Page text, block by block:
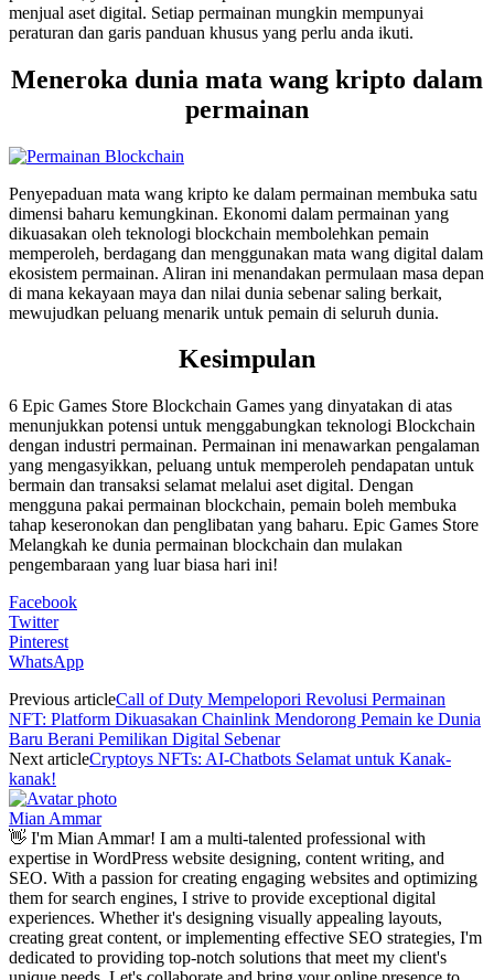
menjual aset digital. Setiap permainan mungkin mempunyai
peraturan dan garis panduan khusus yang perlu anda ikuti.
Meneroka dunia mata wang kripto dalam
permainan
Penyepaduan mata wang kripto ke dalam permainan membuka satu
dimensi baharu kemungkinan. Ekonomi dalam permainan yang
dikuasakan oleh teknologi blockchain membolehkan pemain
memperoleh, berdagang dan menggunakan mata wang digital dalam
ekosistem permainan. Aliran ini menandakan permulaan masa depan
di mana kekayaan maya dan nilai dunia sebenar saling berkait,
mewujudkan peluang menarik untuk pemain di seluruh dunia.
Kesimpulan
6 Epic Games Store Blockchain Games yang dinyatakan di atas
menunjukkan potensi untuk menggabungkan teknologi Blockchain
dengan industri permainan. Permainan ini menawarkan pengalaman
yang mengasyikkan, peluang untuk memperoleh pendapatan untuk
bermain dan transaksi selamat melalui aset digital. Dengan
mengguna pakai permainan blockchain, pemain boleh membuka
tahap keseronokan dan penglibatan yang baharu. Epic Games Store
Melangkah ke dunia permainan blockchain dan mulakan
pengembaraan yang luar biasa hari ini!
Facebook
Twitter
Pinterest
WhatsApp
Previous articleCall of Duty Mempelopori Revolusi Permainan
NFT: Platform Dikuasakan Chainlink Mendorong Pemain ke Dunia
Baru Berani Pemilikan Digital Sebenar
Next articleCryptoys NFTs: AI-Chatbots Selamat untuk Kanak-
kanak!
Mian Ammar
👋 I'm Mian Ammar! I am a multi-talented professional with
expertise in WordPress website designing, content writing, and
SEO. With a passion for creating engaging websites and optimizing
them for search engines, I strive to provide exceptional digital
experiences. Whether it's designing visually appealing layouts,
creating great content, or implementing effective SEO strategies, I'm
dedicated to providing top-notch solutions that meet my client's